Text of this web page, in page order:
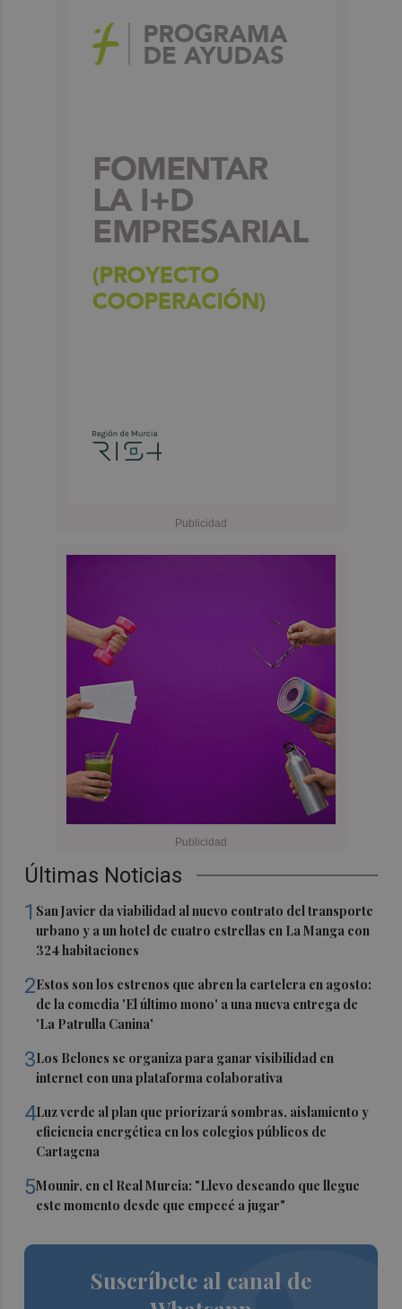
Últimas Noticias
1 San Javier da viabilidad al nuevo contrato del transporte
urbano y a un hotel de cuatro estrellas en La Manga con
324 habitaciones
2Estos son los estrenos que abren la cartelera en agosto:
de la comedia 'El último mono' a una nueva entrega de
'La Patrulla Canina'
3Los Belones se organiza para ganar visibilidad en
internet con una plataforma colaborativa
4Luz verde al plan que priorizará sombras, aislamiento y
eficiencia energética en los colegios públicos de
Cartagena
5Mounir, en el Real Murcia: "Llevo deseando que llegue
este momento desde que empecé a jugar"
Suscríbete al canal de